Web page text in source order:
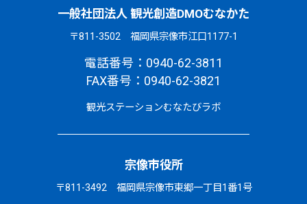
一般社団法人 観光創造DMOむなかた
〒811-3502 福岡県宗像市江口1177-1
電話番号：0940-62-3811
FAX番号：0940-62-3821
観光ステーションむなたびラボ
宗像市役所
〒811-3492 福岡県宗像市東郷一丁目1番1号